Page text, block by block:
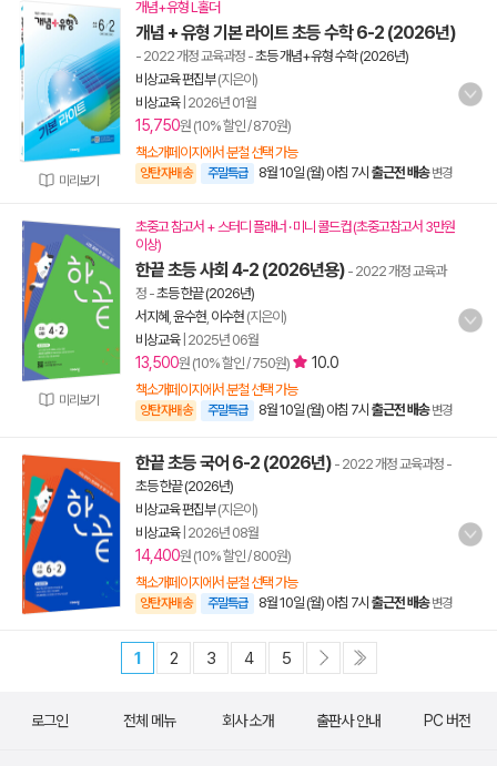
미리보기
개념+유형 L홀더
개념 + 유형 기본 라이트 초등 수학 6-2 (2026년)
- 2022 개정 교육과정 -초등 개념+유형 수학 (2026년)
비상교육 편집부(지은이)
비상교육| 2026년 01월
15,750원 (10% 할인 / 870원)
책소개페이지에서 분철 선택 가능
양탄자배송 주말특급 8월 10일 (월) 아침 7시 출근전 배송 변경
미리보기
초중고 참고서 + 스터디 플래너 · 미니 콜드컵 (초중고참고서 3만원
이상)
한끝 초등 사회 4-2 (2026년용) - 2022 개정 교육과
정 -초등 한끝 (2026년)
서지혜 윤수현 이수현 (지은이)
비상교육| 2025년 06월
13,500원 (10% 할인 / 750원) 10.0
책소개페이지에서 분철 선택 가능
양탄자배송 주말특급 8월 10일 (월) 아침 7시 출근전 배송 변경
한끝 초등 국어 6-2 (2026년) - 2022 개정 교육과정 -
초등 한끝 (2026년)
비상교육 편집부(지은이)
비상교육| 2026년 08월
14,400원 (10% 할인 / 800원)
책소개페이지에서 분철 선택 가능
양탄자배송 주말특급 8월 10일 (월) 아침 7시 출근전 배송 변경
1 2 3 4 5
로그인 전체 메뉴 회사 소개 출판사 안내 PC 버전